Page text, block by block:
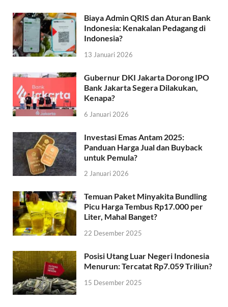
Biaya Admin QRIS dan Aturan Bank
Indonesia: Kenakalan Pedagang di
Indonesia?
13 Januari 2026
Gubernur DKI Jakarta Dorong IPO
Bank Jakarta Segera Dilakukan,
Kenapa?
6 Januari 2026
Investasi Emas Antam 2025:
Panduan Harga Jual dan Buyback
untuk Pemula?
2 Januari 2026
Temuan Paket Minyakita Bundling
Picu Harga Tembus Rp17.000 per
Liter, Mahal Banget?
22 Desember 2025
Posisi Utang Luar Negeri Indonesia
Menurun: Tercatat Rp7.059 Triliun?
15 Desember 2025